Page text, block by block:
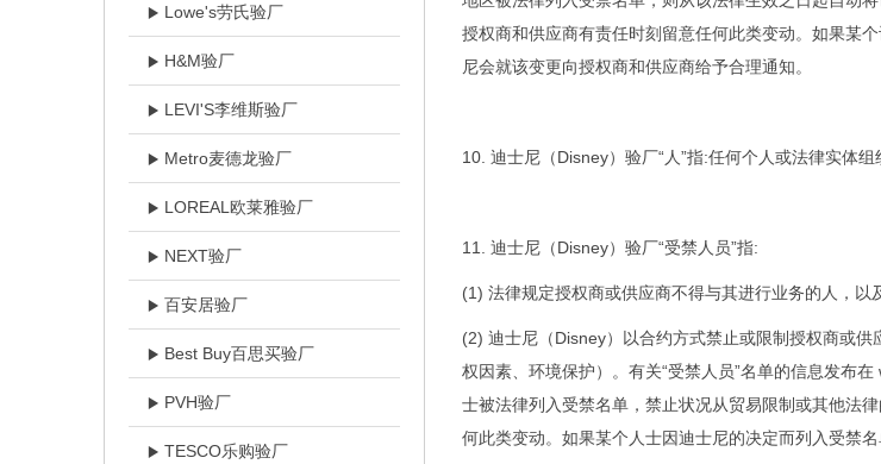
Lowe's劳氏验厂
H&M验厂
LEVI'S李维斯验厂
Metro麦德龙验厂
LOREAL欧莱雅验厂
NEXT验厂
百安居验厂
Best Buy百思买验厂
PVH验厂
TESCO乐购验厂
授权商和供应商有责任时刻留意任何此类变动。如果某
尼会就该变更向授权商和供应商给予合理通知。
10. 迪士尼 （Disney） 验厂“人”指:任何个人或法律实体组
11. 迪士尼 （Disney） 验厂“受禁人员”指:
(1) 法律规定授权商或供应商不得与其进行业务的人，以
(2) 迪士尼 （Disney）
以合约方式禁止或限制授权商或
权因素、环境保护）。有关“受禁人员”名单的信息发布
士被法律列入受禁名单，禁止状况从贸易限制或其他法
何此类变动。如果某个人士因迪士尼的决定而列入受禁